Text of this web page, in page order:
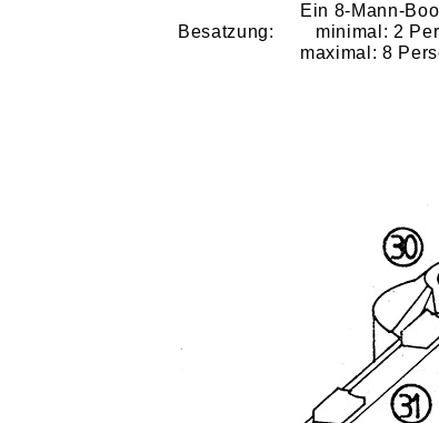
Ein 8-Mann-
Besatzung: minimal: 2
maximal: 8